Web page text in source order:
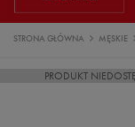
STRONA GŁÓWNA MĘSKIE
PRODUKT